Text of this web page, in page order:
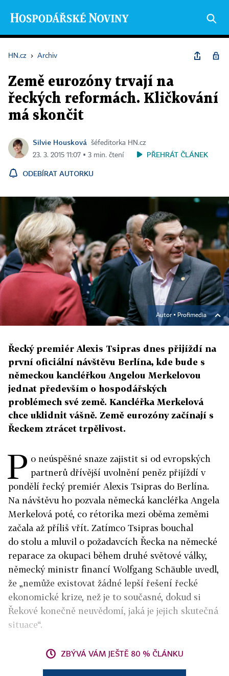
HN.cz › Archiv
Země eurozóny trvají na
řeckých reformách. Kličkování
má skončit
Silvie Housková
šéfeditorka HN.cz
23. 3. 2015 11:07 ▪ 3 min. čtení
PŘEHRÁT ČLÁNEK
ODEBÍRAT AUTORKU
Autor ▪ Profimedia
Řecký premiér Alexis Tsipras dnes přijíždí na
první oficiální návštěvu Berlína, kde bude s
německou kancléřkou Angelou Merkelovou
jednat především o hospodářských
problémech své země. Kancléřka Merkelová
chce uklidnit vášně. Země eurozóny začínají s
Řeckem ztrácet trpělivost.
P o neúspěšné snaze zajistit si od evropských
partnerů dřívější uvolnění peněz přijíždí v
pondělí řecký premiér Alexis Tsipras do Berlína.
Na návštěvu ho pozvala německá kancléřka Angela
Merkelová poté, co rétorika mezi oběma zeměmi
začala až příliš vřít. Zatímco Tsipras bouchal
do stolu a mluvil o požadavcích Řecka na německé
reparace za okupaci během druhé světové války,
německý ministr financí Wolfgang Schäuble uvedl,
že „nemůže existovat žádné lepší řešení řecké
ekonomické krize, než je to současné, dokud si
Řekové konečně neuvědomí, jaká je jejich skutečná
situace“.
ZBÝVÁ VÁM JEŠTĚ 80 % ČLÁNKU